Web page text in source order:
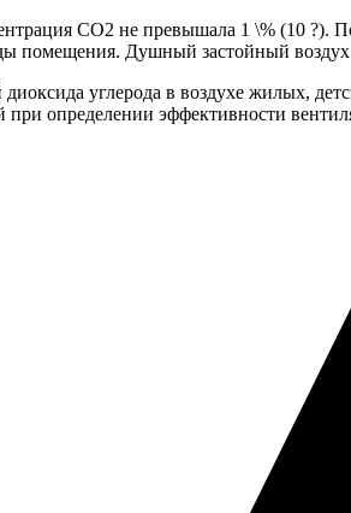
CO2 не превышала 1 \% (10 ?).
помещения. Душный застойный
углерода в воздухе жилых,
при определении эффективности